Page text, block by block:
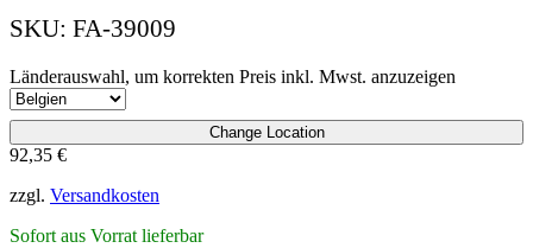
SKU: FA-39009
Länderauswahl, um korrekten Preis inkl. Mwst. anzuzeigen
Change Location
92,35 €
zzgl. Versandkosten
Sofort aus Vorrat lieferbar